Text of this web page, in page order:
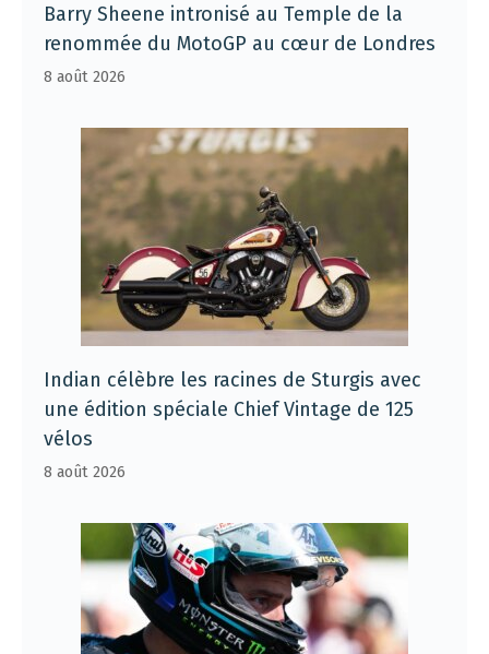
Barry Sheene intronisé au Temple de la
renommée du MotoGP au cœur de Londres
8 août 2026
Indian célèbre les racines de Sturgis avec
une édition spéciale Chief Vintage de 125
vélos
8 août 2026